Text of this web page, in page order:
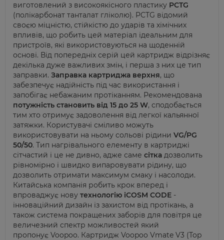
виготовлений з високоякісного пластику PCTG
(полікарбонат танталат гліколю). PCTG відомий
своєю міцністю, стійкістю до ударів та хімічних
впливів, що робить цей матеріал ідеальним для
пристроїв, які використовуються на щоденній
основі. Від попередніх серій цей картридж відрізняє
декілька дуже важливих змін, і перша з них це тип
заправки. Заправка картриджа верхня, що
забезпечує надійність під час використання і
запобігає небажаним протіканням. Рекомендована
потужність становить від 15 до 25 W, сподобається
тим хто отримує задоволення від легкої кальянної
затяжки. Користувачі сміливо можуть
використовувати на ньому сольові рідини VG/PG
50/50. Тип нагрівального елементу в картриджі
сітчастий і це не дивно, адже саме сітка дозволить
рівномірно і швидко випаровувати рідину, що
дозволить отримати максимум смаку і насолоди.
Китайська компанія робить крок вперед і
впроваджує нову технологію iCOSM CODE -
інноваційний дизайн із захистом від протікань, а
також система покращених заборів для повітря це
величезний спектр можливостей який
пропонує Voopoo. Картридж Voopoo Vmate V3 (Top